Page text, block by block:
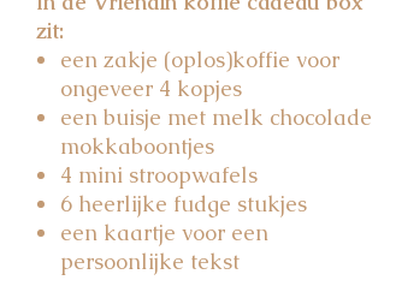
zit:
een zakje (oplos)koffie voor
ongeveer 4 kopjes
een buisje met melk chocolade
mokkaboontjes
4 mini stroopwafels
6 heerlijke fudge stukjes
een kaartje voor een
persoonlijke tekst